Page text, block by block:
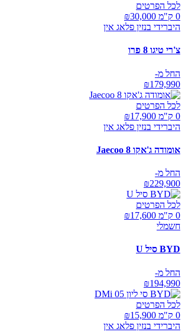
לכל הפרטים
0 ק"מ ₪
30,000
היברידי בנזין פלאג אין
צ'רי טיגו 8 פרו
החל מ-
₪179,990
לכל הפרטים
0 ק"מ ₪
17,900
היברידי בנזין פלאג אין
אומודה ג'אקו Jaecoo 8
החל מ-
₪229,900
לכל הפרטים
0 ק"מ ₪
17,600
חשמלי
BYD סיל U
החל מ-
₪194,990
לכל הפרטים
0 ק"מ ₪
15,900
היברידי בנזין פלאג אין